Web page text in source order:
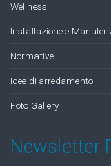
Wellness
Installazione e
Normative
Idee di arredamento
Foto Gallery
Newsletter